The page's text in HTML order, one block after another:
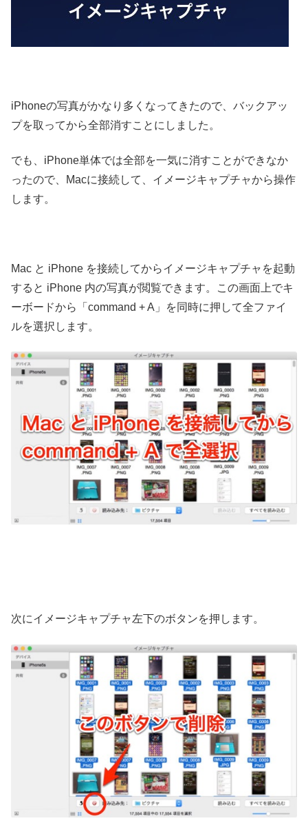
iPhoneの写真がかなり多くなってきたので、バックアッ
プを取ってから全部消すことにしました。
でも、iPhone単体では全部を一気に消すことができなか
ったので、Macに接続して、イメージキャプチャから操作
します。
Mac と iPhone を接続してからイメージキャプチャを起動
すると iPhone 内の写真が閲覧できます。この画面上でキ
ーボードから「command + A」を同時に押して全ファイ
ルを選択します。
次にイメージキャプチャ左下のボタンを押します。